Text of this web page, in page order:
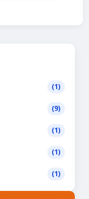
(1)
(9)
(1)
(1)
(1)